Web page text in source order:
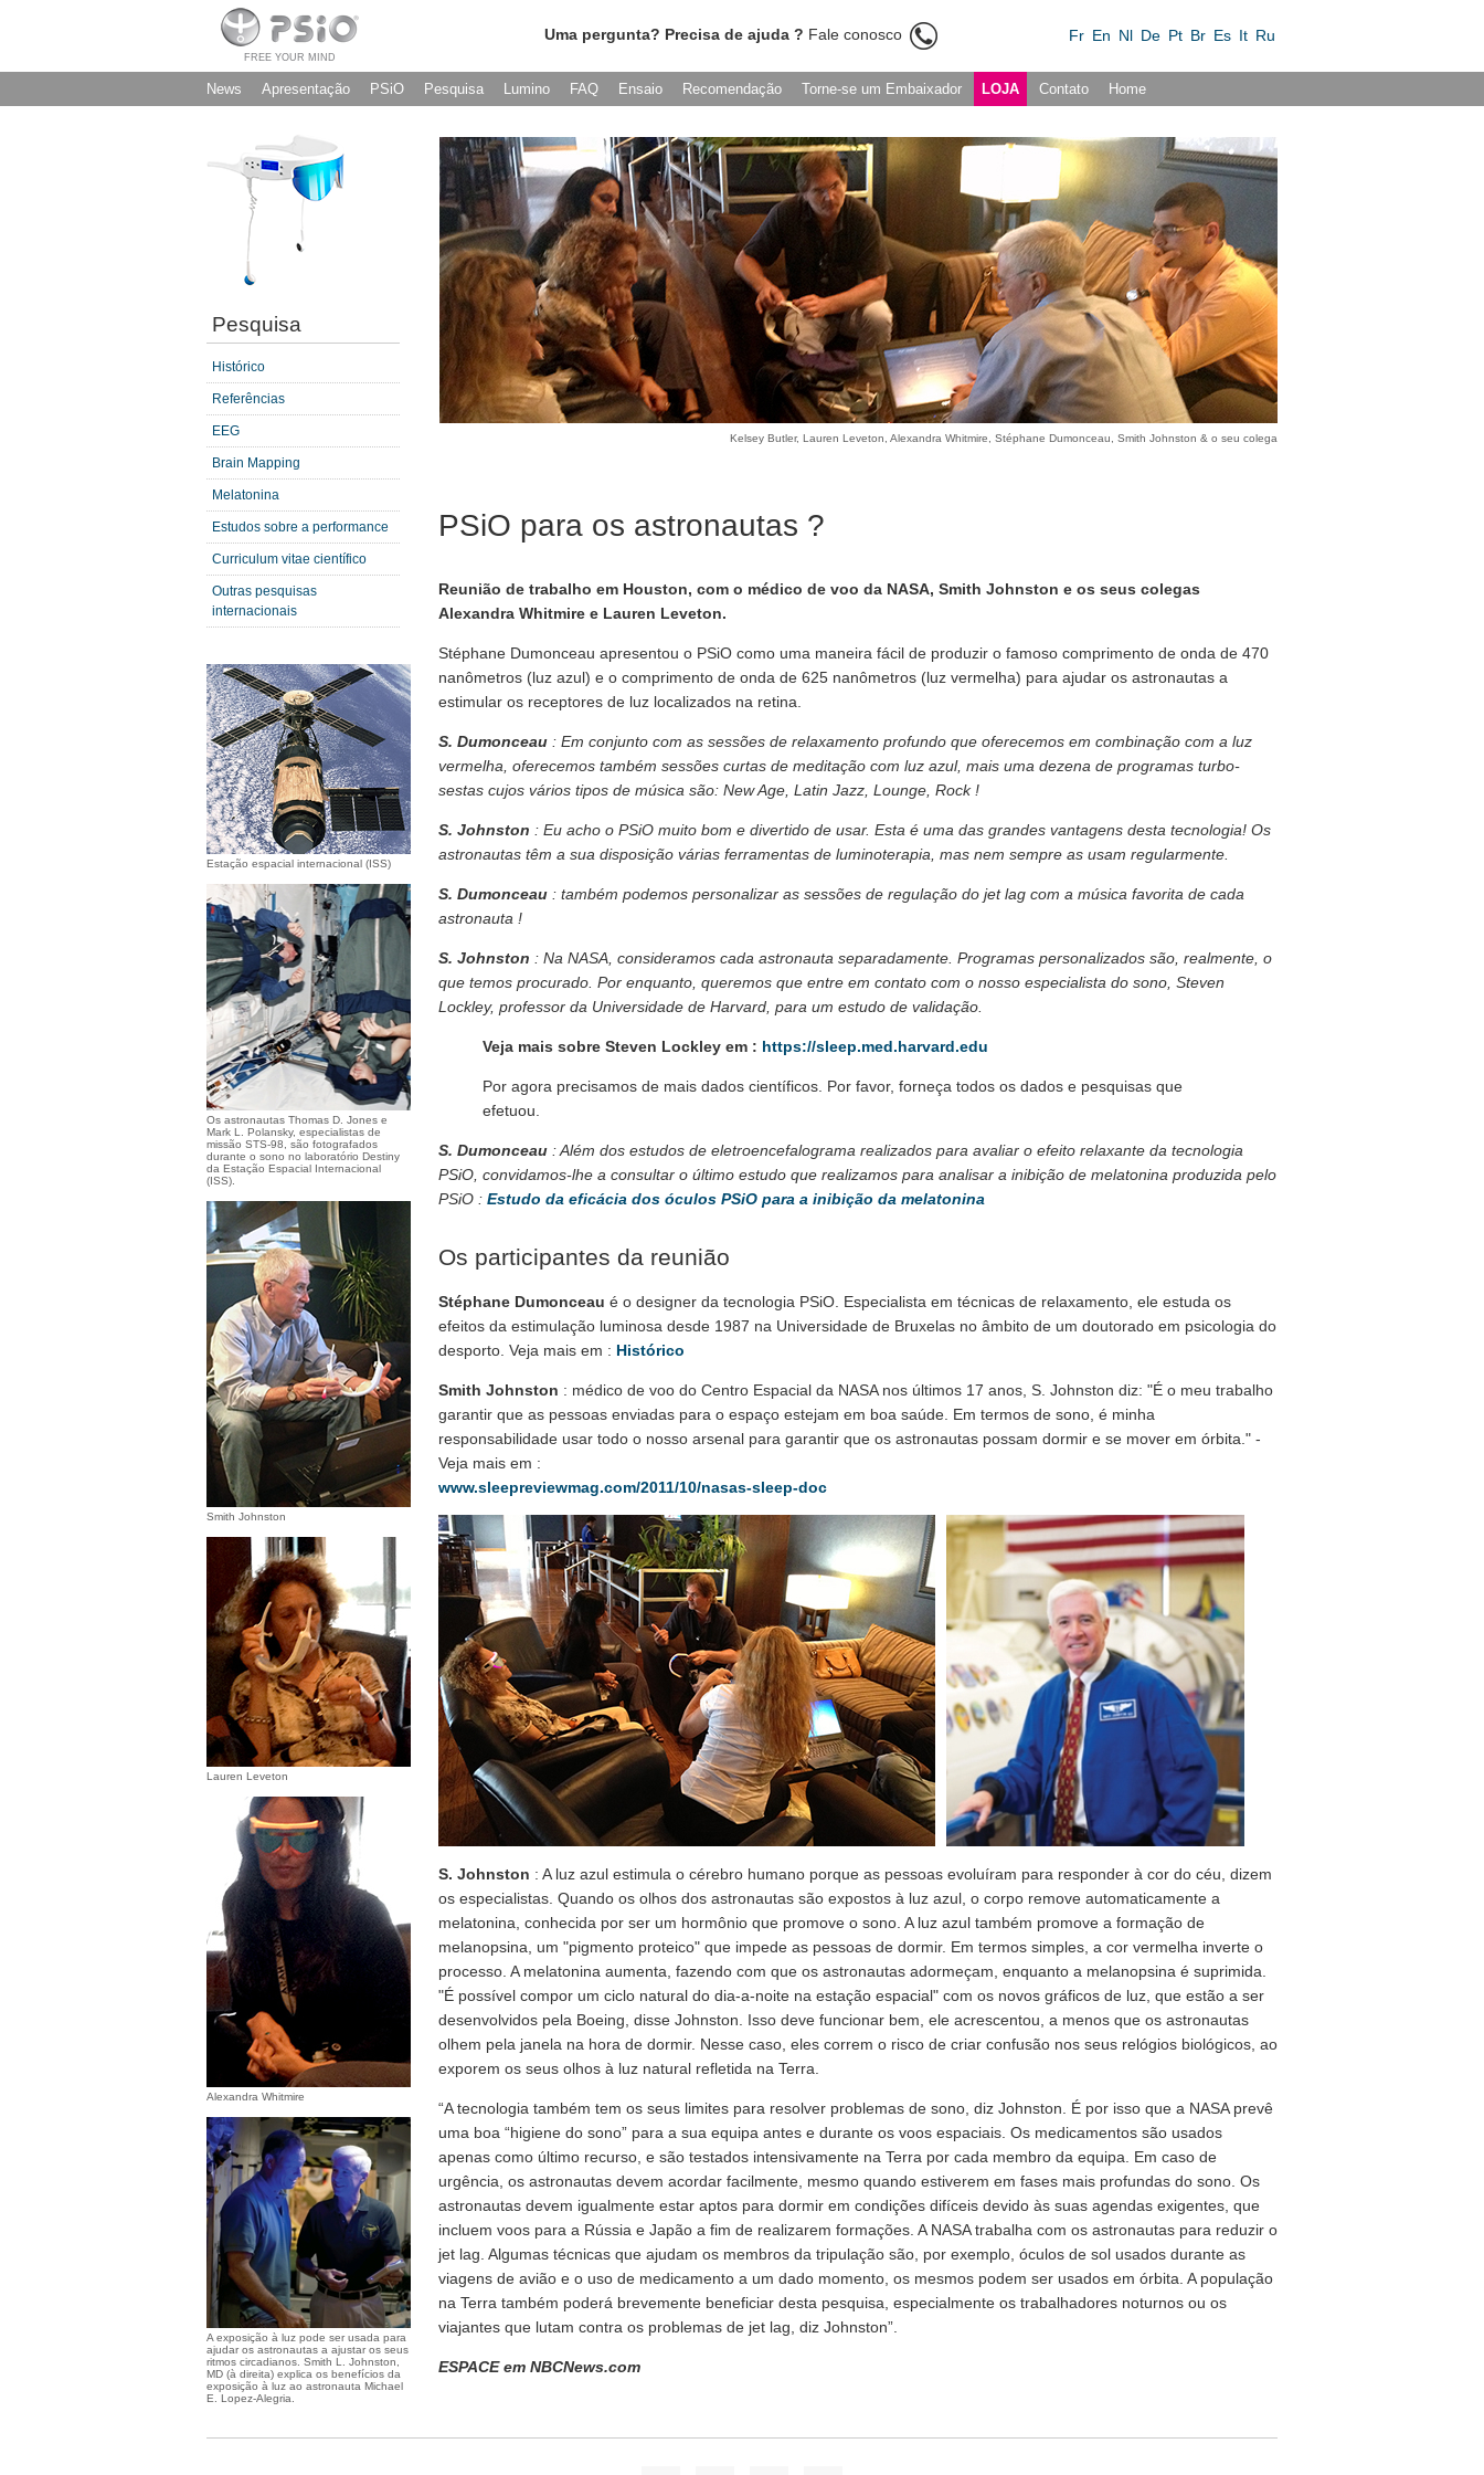
FREE YOUR MIND
Uma pergunta? Precisa de ajuda ? Fale conosco Fr En Nl De Pt Br Es It Ru
News Apresentação PSiO Pesquisa Lumino FAQ Ensaio Recomendação Torne-se um Embaixador LOJA Contato Home
Pesquisa
Histórico
Referências
EEG
Brain Mapping
Melatonina
Estudos sobre a performance
Curriculum vitae científico
Outras pesquisas
internacionais
Estação espacial internacional (ISS)
Os astronautas Thomas D. Jones e
Mark L. Polansky, especialistas de
missão STS-98, são fotografados
durante o sono no laboratório Destiny
da Estação Espacial Internacional
(ISS).
Smith Johnston
Lauren Leveton
Alexandra Whitmire
A exposição à luz pode ser usada para
ajudar os astronautas a ajustar os seus
ritmos circadianos. Smith L. Johnston,
MD (à direita) explica os benefícios da
exposição à luz ao astronauta Michael
E. Lopez-Alegria.
Kelsey Butler, Lauren Leveton, Alexandra Whitmire, Stéphane Dumonceau, Smith Johnston & o seu colega
PSiO para os astronautas ?
Reunião de trabalho em Houston, com o médico de voo da NASA, Smith Johnston e os seus colegas
Alexandra Whitmire e Lauren Leveton.
Stéphane Dumonceau apresentou o PSiO como uma maneira fácil de produzir o famoso comprimento de onda de 470
nanômetros (luz azul) e o comprimento de onda de 625 nanômetros (luz vermelha) para ajudar os astronautas a
estimular os receptores de luz localizados na retina.
S. Dumonceau : Em conjunto com as sessões de relaxamento profundo que oferecemos em combinação com a luz
vermelha, oferecemos também sessões curtas de meditação com luz azul, mais uma dezena de programas turbo-
sestas cujos vários tipos de música são: New Age, Latin Jazz, Lounge, Rock !
S. Johnston : Eu acho o PSiO muito bom e divertido de usar. Esta é uma das grandes vantagens desta tecnologia! Os
astronautas têm a sua disposição várias ferramentas de luminoterapia, mas nem sempre as usam regularmente.
S. Dumonceau : também podemos personalizar as sessões de regulação do jet lag com a música favorita de cada
astronauta !
S. Johnston : Na NASA, consideramos cada astronauta separadamente. Programas personalizados são, realmente, o
que temos procurado. Por enquanto, queremos que entre em contato com o nosso especialista do sono, Steven
Lockley, professor da Universidade de Harvard, para um estudo de validação.
Veja mais sobre Steven Lockley em : https://sleep.med.harvard.edu
Por agora precisamos de mais dados científicos. Por favor, forneça todos os dados e pesquisas que
efetuou.
S. Dumonceau : Além dos estudos de eletroencefalograma realizados para avaliar o efeito relaxante da tecnologia
PSiO, convidamos-lhe a consultar o último estudo que realizamos para analisar a inibição de melatonina produzida pelo
PSiO : Estudo da eficácia dos óculos PSiO para a inibição da melatonina
Os participantes da reunião
Stéphane Dumonceau é o designer da tecnologia PSiO. Especialista em técnicas de relaxamento, ele estuda os
efeitos da estimulação luminosa desde 1987 na Universidade de Bruxelas no âmbito de um doutorado em psicologia do
desporto. Veja mais em : Histórico
Smith Johnston : médico de voo do Centro Espacial da NASA nos últimos 17 anos, S. Johnston diz: "É o meu trabalho
garantir que as pessoas enviadas para o espaço estejam em boa saúde. Em termos de sono, é minha
responsabilidade usar todo o nosso arsenal para garantir que os astronautas possam dormir e se mover em órbita." -
Veja mais em :
www.sleepreviewmag.com/2011/10/nasas-sleep-doc
S. Johnston : A luz azul estimula o cérebro humano porque as pessoas evoluíram para responder à cor do céu, dizem
os especialistas. Quando os olhos dos astronautas são expostos à luz azul, o corpo remove automaticamente a
melatonina, conhecida por ser um hormônio que promove o sono. A luz azul também promove a formação de
melanopsina, um "pigmento proteico" que impede as pessoas de dormir. Em termos simples, a cor vermelha inverte o
processo. A melatonina aumenta, fazendo com que os astronautas adormeçam, enquanto a melanopsina é suprimida.
"É possível compor um ciclo natural do dia-a-noite na estação espacial" com os novos gráficos de luz, que estão a ser
desenvolvidos pela Boeing, disse Johnston. Isso deve funcionar bem, ele acrescentou, a menos que os astronautas
olhem pela janela na hora de dormir. Nesse caso, eles correm o risco de criar confusão nos seus relógios biológicos, ao
exporem os seus olhos à luz natural refletida na Terra.
“A tecnologia também tem os seus limites para resolver problemas de sono, diz Johnston. É por isso que a NASA prevê
uma boa “higiene do sono” para a sua equipa antes e durante os voos espaciais. Os medicamentos são usados
apenas como último recurso, e são testados intensivamente na Terra por cada membro da equipa. Em caso de
urgência, os astronautas devem acordar facilmente, mesmo quando estiverem em fases mais profundas do sono. Os
astronautas devem igualmente estar aptos para dormir em condições difíceis devido às suas agendas exigentes, que
incluem voos para a Rússia e Japão a fim de realizarem formações. A NASA trabalha com os astronautas para reduzir o
jet lag. Algumas técnicas que ajudam os membros da tripulação são, por exemplo, óculos de sol usados durante as
viagens de avião e o uso de medicamento a um dado momento, os mesmos podem ser usados em órbita. A população
na Terra também poderá brevemente beneficiar desta pesquisa, especialmente os trabalhadores noturnos ou os
viajantes que lutam contra os problemas de jet lag, diz Johnston”.
ESPACE em NBCNews.com